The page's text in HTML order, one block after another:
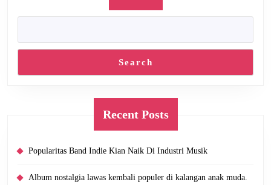
Search
Recent Posts
Popularitas Band Indie Kian Naik Di Industri Musik
Album nostalgia lawas kembali populer di kalangan anak muda.